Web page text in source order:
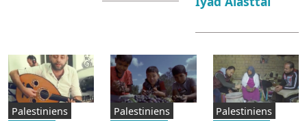
Palestiniens
Palestiniens
Palestiniens